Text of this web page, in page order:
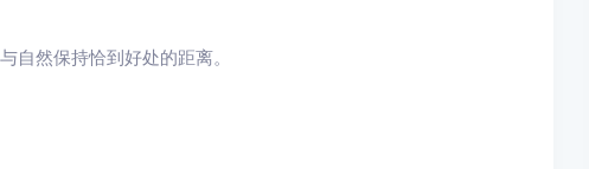
自然保持恰到好处的距离。